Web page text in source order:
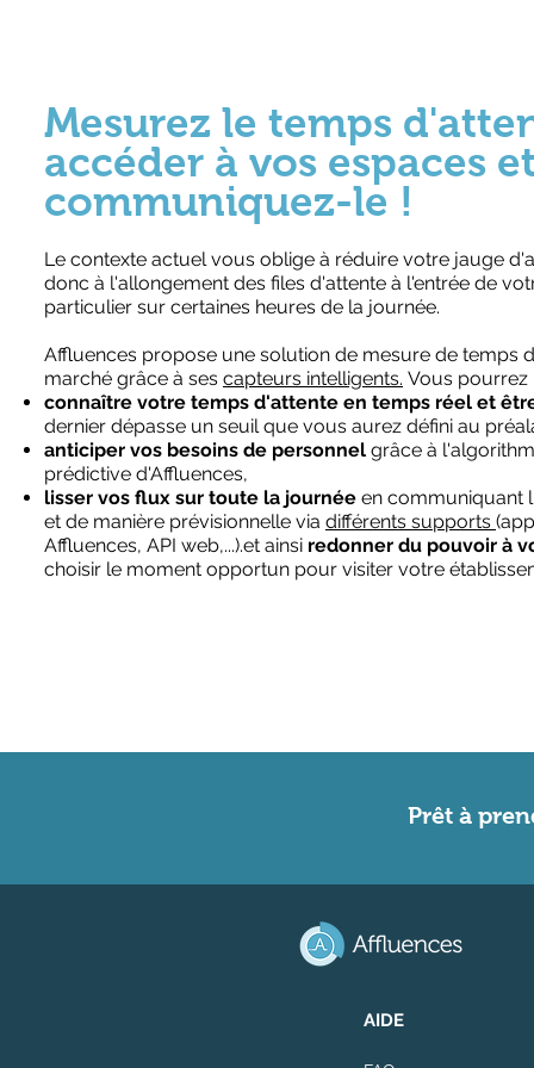
Mesurez le temps
accéder à vos espaces
communiquez-le !
Le contexte actuel vous oblige à réduire votre jauge
donc à l'allongement des files d'attente à l'entrée de
particulier sur certaines heures de la journée.
Affluences propose une solution de mesure de temps
marché grâce à ses capteurs intelligents. Vous pourrez
connaître votre temps d'attente en temps réel et
dernier dépasse un seuil que vous aurez défini au
anticiper vos besoins de personnel grâce à
prédictive d'Affluences,
lisser vos flux sur toute la journée en communiquant
et de manière prévisionnelle via différents supports
Affluences, API web,...).et ainsi redonner du pouvoir à
choisir le moment opportun pour visiter votre
Prêt à
AIDE